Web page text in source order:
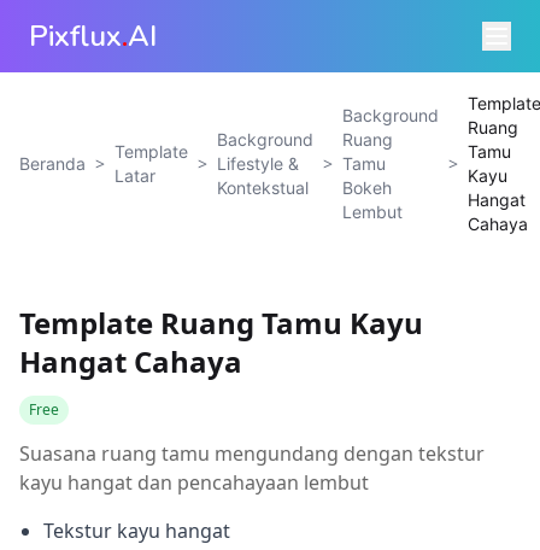
Pixflux.AI
Beranda >
Template
Latar
>
Background
Lifestyle &
Kontekstual
>
Background
Ruang
Tamu
Bokeh
Lembut
>
Template
Ruang
Tamu
Kayu
Hangat
Cahaya
Template Ruang Tamu Kayu
Hangat Cahaya
Free
Suasana ruang tamu mengundang dengan tekstur
kayu hangat dan pencahayaan lembut
Tekstur kayu hangat